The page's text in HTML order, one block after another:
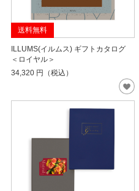
送料無料
ILLUMS(イルムス) ギフトカタログ
＜ロイヤル＞
34,320 円（税込）